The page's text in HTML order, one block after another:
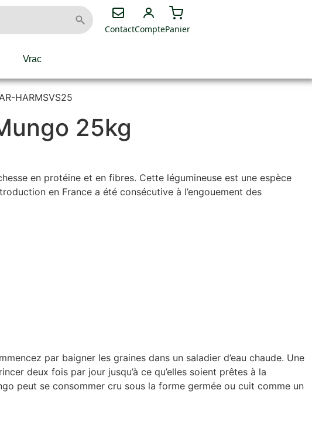
ContactComptePanier
Vrac
HARMSVS25
25kg
en protéine et en fibres. Cette légumineuse est une espèce
en France a été consécutive à l’engouement des
par baigner les graines dans un saladier d’eau chaude. Une
deux fois par jour jusqu’à ce qu’elles soient prêtes à la
peut se consommer cru sous la forme germée ou cuit comme un